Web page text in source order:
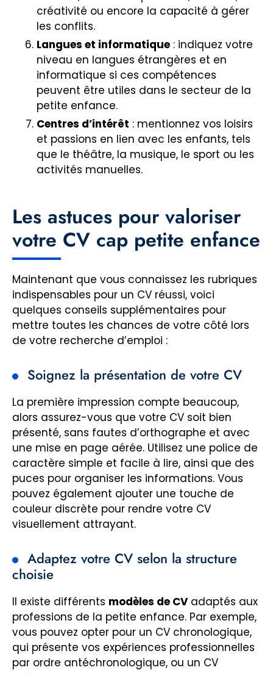
créativité ou encore la capacité à gérer
les conflits.
Langues et informatique : indiquez votre
niveau en langues étrangères et en
informatique si ces compétences
peuvent être utiles dans le secteur de la
petite enfance.
Centres d’intérêt : mentionnez vos loisirs
et passions en lien avec les enfants, tels
que le théâtre, la musique, le sport ou les
activités manuelles.
Les astuces pour valoriser
votre CV cap petite enfance
Maintenant que vous connaissez les rubriques
indispensables pour un CV réussi, voici
quelques conseils supplémentaires pour
mettre toutes les chances de votre côté lors
de votre recherche d’emploi :
Soignez la présentation de votre CV
La première impression compte beaucoup,
alors assurez-vous que votre CV soit bien
présenté, sans fautes d’orthographe et avec
une mise en page aérée. Utilisez une police de
caractère simple et facile à lire, ainsi que des
puces pour organiser les informations. Vous
pouvez également ajouter une touche de
couleur discrète pour rendre votre CV
visuellement attrayant.
Adaptez votre CV selon la structure
choisie
Il existe différents modèles de CV adaptés aux
professions de la petite enfance. Par exemple,
vous pouvez opter pour un CV chronologique,
qui présente vos expériences professionnelles
par ordre antéchronologique, ou un CV